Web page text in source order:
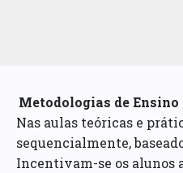
Metodologias de
Nas aulas teóricas e
sequencialmente,
Incentivam-se os alunos